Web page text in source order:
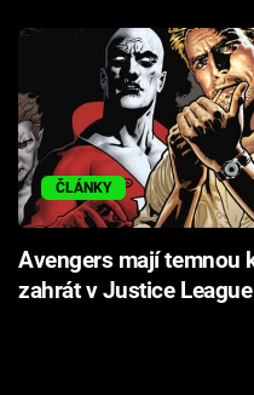
ČLÁNKY
Avengers mají temnou
zahrát v Justice